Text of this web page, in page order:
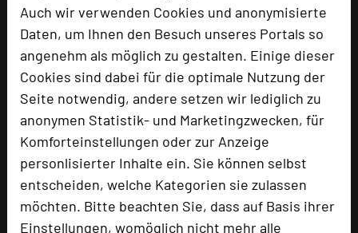
Auch wir verwenden Cookies und anonymisierte
Daten, um Ihnen den Besuch unseres Portals so
angenehm als möglich zu gestalten. Einige dieser
Cookies sind dabei für die optimale Nutzung der
Seite notwendig, andere setzen wir lediglich zu
anonymen Statistik- und Marketingzwecken, für
Komforteinstellungen oder zur Anzeige
personlisierter Inhalte ein. Sie können selbst
entscheiden, welche Kategorien sie zulassen
möchten. Bitte beachten Sie, dass auf Basis ihrer
Einstellungen, womöglich nicht mehr alle
21.10.2024
Steigere den Teamgeist Deiner Teilnehmenden auch
durch spannende sportliche Aktivitäten.
mehr …
Deine Weihnachtsfeier im Parkhotel
Landau
24.09.2024